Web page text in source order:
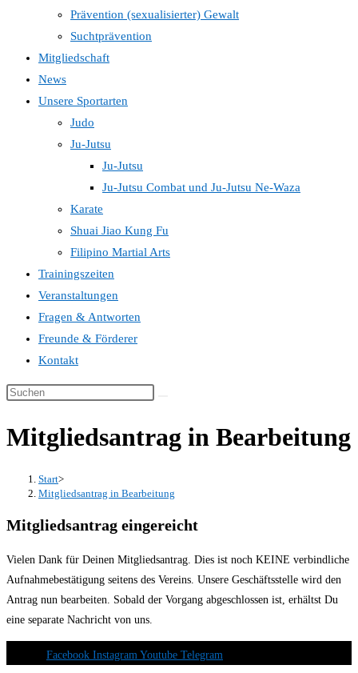
Prävention (sexualisierter) Gewalt
Suchtprävention
Mitgliedschaft
News
Unsere Sportarten
Judo
Ju-Jutsu
Ju-Jutsu
Ju-Jutsu Combat und Ju-Jutsu Ne-Waza
Karate
Shuai Jiao Kung Fu
Filipino Martial Arts
Trainingszeiten
Veranstaltungen
Fragen & Antworten
Freunde & Förderer
Kontakt
Mitgliedsantrag in Bearbeitung
Start>
Mitgliedsantrag in Bearbeitung
Mitgliedsantrag eingereicht
Vielen Dank für Deinen Mitgliedsantrag. Dies ist noch KEINE verbindliche
Aufnahmebestätigung seitens des Vereins. Unsere Geschäftsstelle wird den
Antrag nun bearbeiten. Sobald der Vorgang abgeschlossen ist, erhältst Du
eine separate Nachricht von uns.
Facebook Instagram Youtube Telegram